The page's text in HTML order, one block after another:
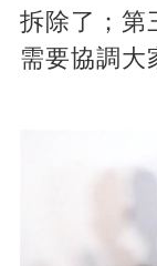
拆除了；第
需要協調大